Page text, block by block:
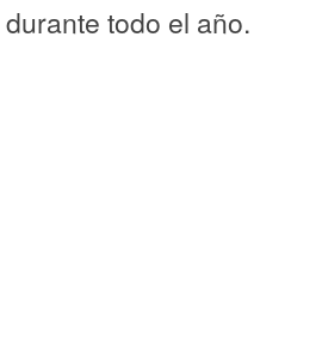
durante todo el año.